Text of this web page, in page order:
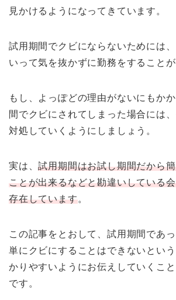
見かけるようになってきています。
試用期間でクビにならないためには
いって気を抜かずに勤務をすることが
もし、よっぽどの理由がないにもか
間でクビにされてしまった場合には
対処していくようにしましょう。
実は、試用期間はお試し期間だから
ことが出来るなどと勘違いしている
存在しています。
この記事をとおして、試用期間であ
単にクビにすることはできないとい
かりやすいようにお伝えしていくこ
です。